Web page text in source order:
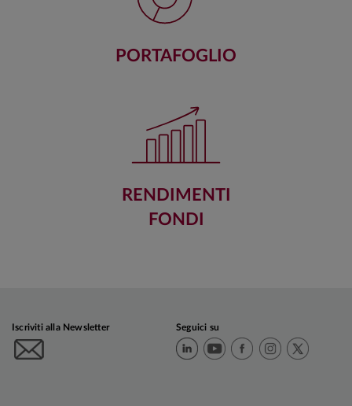
PORTAFOGLIO
RENDIMENTI
FONDI
Iscriviti alla Newsletter Seguici su